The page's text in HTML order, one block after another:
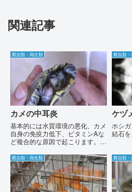
関連記事
爬虫類・両生類
カメの中耳炎
基本的には水質環境の悪化、カメ
自身の免疫力低下、ビタミンAな
ど複合的な原因で起こります。
相談ください。
爬虫類
ケヅ
ホシ
結石を
爬虫類・両生類 爬虫類